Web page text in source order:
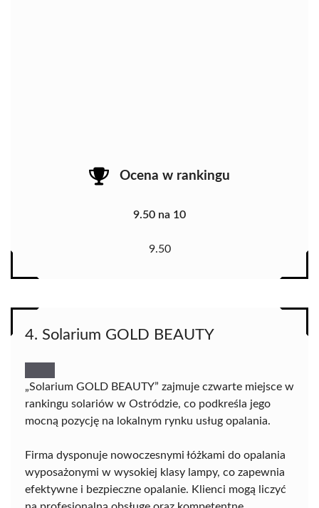
Ocena w rankingu
9.50 na 10
9.50
4. Solarium GOLD BEAUTY
„Solarium GOLD BEAUTY” zajmuje czwarte miejsce w
rankingu solariów w Ostródzie, co podkreśla jego
mocną pozycję na lokalnym rynku usług opalania.
Firma dysponuje nowoczesnymi łóżkami do opalania
wyposażonymi w wysokiej klasy lampy, co zapewnia
efektywne i bezpieczne opalanie. Klienci mogą liczyć